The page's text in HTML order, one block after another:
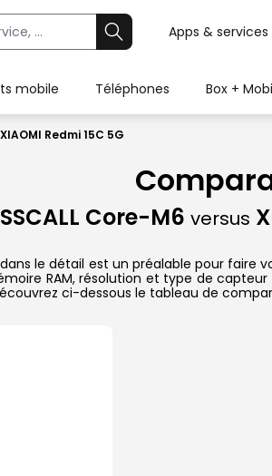
Apps & services
mobile Téléphones Box +
Redmi 15C 5G
Core-M6 versus
dans le détail est un préalable pour
RAM, résolution et type de
ci-dessous le tableau de